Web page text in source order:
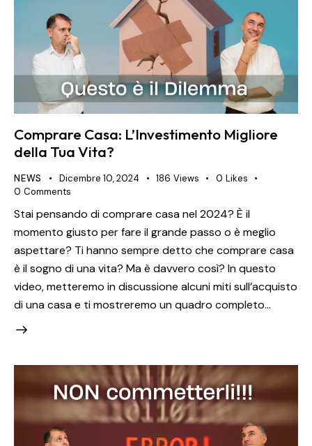
Comprare Casa: L’Investimento Migliore
della Tua Vita?
NEWS Dicembre 10, 2024 186 Views 0 Likes
0 Comments
Stai pensando di comprare casa nel 2024? È il
momento giusto per fare il grande passo o è meglio
aspettare? Ti hanno sempre detto che comprare casa
è il sogno di una vita? Ma è davvero così? In questo
video, metteremo in discussione alcuni miti sull’acquisto
di una casa e ti mostreremo un quadro completo…